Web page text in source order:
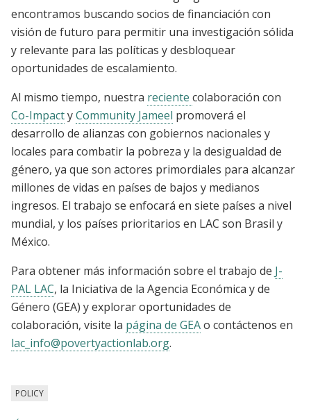
encontramos buscando socios de financiación con
visión de futuro para permitir una investigación sólida
y relevante para las políticas y desbloquear
oportunidades de escalamiento.
Al mismo tiempo, nuestra reciente colaboración con
Co-ImpactyCommunity Jameel promoverá el
desarrollo de alianzas con gobiernos nacionales y
locales para combatir la pobreza y la desigualdad de
género, ya que son actores primordiales para alcanzar
millones de vidas en países de bajos y medianos
ingresos. El trabajo se enfocará en siete países a nivel
mundial, y los países prioritarios en LAC son Brasil y
México.
Para obtener más información sobre el trabajo de J-
PAL LAC, la Iniciativa de la Agencia Económica y de
Género (GEA) y explorar oportunidades de
colaboración, visite la página de GEAo contáctenos en
lac_info@povertyactionlab.org.
POLICY